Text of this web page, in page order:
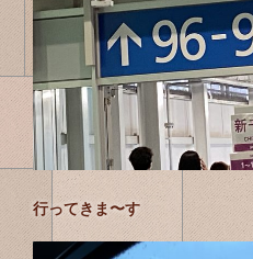
行ってきま〜す